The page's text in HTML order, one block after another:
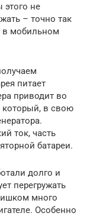
этого не
– точно так
в мобильном
питает
приводит во
который, в свою
ток, часть
батареи.
долго и
перегружать
много
Особенно